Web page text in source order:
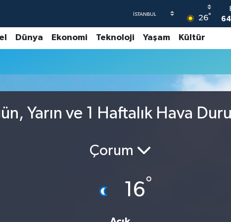
26°
Dünya Ekonomi Teknoloji Yaşam Kültür
Yarın ve 1 Haftalık Hava
Çorum
16°